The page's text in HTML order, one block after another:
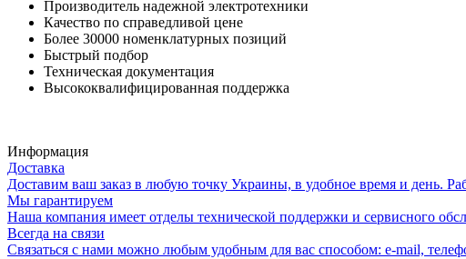
Производитель надежной электротехники
Качество по справедливой цене
Более 30000 номенклатурных позиций
Быстрый подбор
Техническая документация
Высококвалифицированная поддержка
Информация
Доставка
Доставим ваш заказ в любую точку Украины, в удобное время и день.
Мы гарантируем
Наша компания имеет отделы технической поддержки и сервисного
Всегда на связи
Связаться с нами можно любым удобным для вас способом: e-mail,